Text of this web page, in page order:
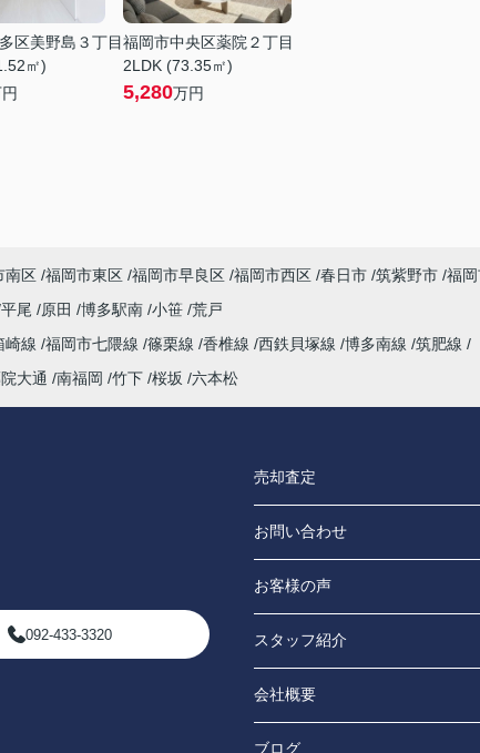
区美野島３丁目
㎡)
福岡市中央区薬院２丁目
2LDK (73.35㎡)
5,280万円
南区 福岡市東区 福岡市早良区 福岡市西区 春日市 筑紫野市 福
平尾 原田 博多駅南 小笹 荒戸
崎線 福岡市七隈線 篠栗線 香椎線 西鉄貝塚線 博多南線 筑肥線
大通 南福岡 竹下 桜坂 六本松
092-433-3320
売却査定
お問い合わせ
お客様の声
スタッフ紹介
会社概要
ブログ